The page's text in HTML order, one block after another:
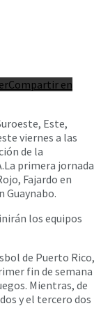
Compartir en
Este,
viernes a las
de la
primera jornada
Fajardo en
Guaynabo.
los equipos
de Puerto Rico,
fin de semana
Mientras, de
y el tercero dos